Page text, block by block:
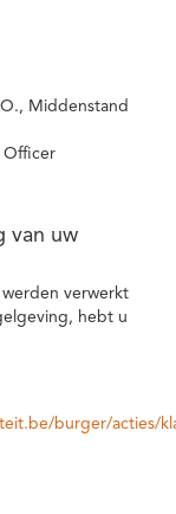
Middenstand
Officer
van uw
verwerkt
hebt u
burger/acties/